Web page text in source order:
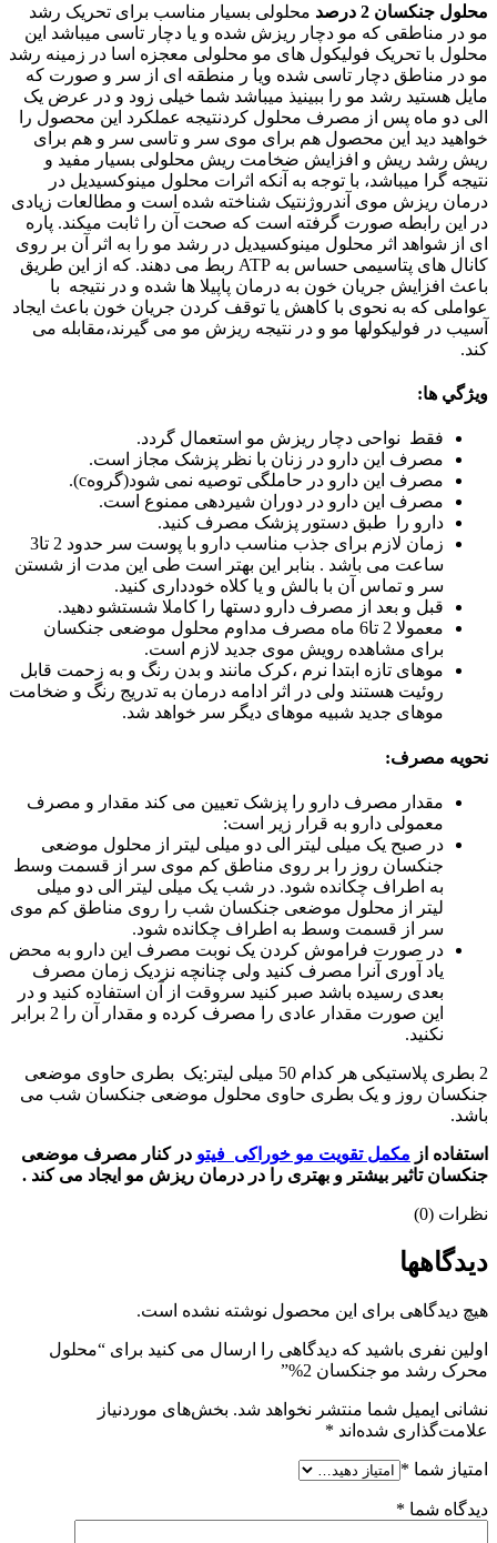
محلول جنکسان 2 درصد
محلولی بسیار مناسب برای تحریک رشد
مو در مناطقی که مو دچار ریزش شده و یا دچار تاسی میباشد این
محلول با تحریک فولیکول های مو محلولی معجزه اسا در زمینه رشد
مو در مناطق دچار تاسی شده ویا ر منطقه ای از سر و صورت که
مایل هستید رشد مو را ببینیذ میباشد شما خیلی زود و در عرض یک
الی دو ماه پس از مصرف محلول کردنتیجه عملکرد این محصول را
خواهید دید این محصول هم برای موی سر و تاسی سر و هم برای
ریش رشد ریش و افزایش ضخامت ریش محلولی بسیار مفید و
نتیجه گرا میباشد، با توجه به آنکه اثرات محلول مینوکسیدیل در
درمان ریزش موی آندروژنتیک شناخته شده است و مطالعات زیادی
در این رابطه صورت گرفته است که صحت آن را ثابت میکند. پاره
ای از شواهد اثر محلول مینوکسیدیل در رشد مو را به اثر آن بر روی
کانال های پتاسیمی حساس به ATP ربط می دهند. که از این طریق
باعث افزایش جریان خون به درمان پاپیلا ها شده و در نتیجه با
عواملی که به نحوی با کاهش یا توقف کردن جریان خون باعث ایجاد
آسیب در فولیکولها مو و در نتیجه ریزش مو می گیرند،مقابله می
کند.
ويژگي ها:
فقط نواحی دچار ریزش مو استعمال گردد.
مصرف این دارو در زنان با نظر پزشک مجاز است.
مصرف این دارو در حاملگی توصیه نمی شود(گروهc).
مصرف این دارو در دوران شیردهی ممنوع است.
دارو را طبق دستور پزشک مصرف کنید.
زمان لازم برای جذب مناسب دارو با پوست سر حدود 2 تا3
ساعت می باشد . بنابر این بهتر است طی این مدت از شستن
سر و تماس آن با بالش و یا کلاه خودداری کنید.
قبل و بعد از مصرف دارو دستها را کاملا شستشو دهید.
معمولا 2 تا6 ماه مصرف مداوم محلول موضعی جنکسان
برای مشاهده رویش موی جدید لازم است.
موهای تازه ابتدا نرم ،کرک مانند و بدن رنگ و به زحمت قابل
روئیت هستند ولی در اثر ادامه درمان به تدریج رنگ و ضخامت
موهای جدید شبیه موهای دیگر سر خواهد شد.
نحويه مصرف:
مقدار مصرف دارو را پزشک تعیین می کند مقدار و مصرف
معمولی دارو به قرار زیر است:
در صبح یک میلی لیتر الی دو میلی لیتر از محلول موضعی
جنکسان روز را بر روی مناطق کم موی سر از قسمت وسط
به اطراف چکانده شود. در شب یک میلی لیتر الی دو میلی
لیتر از محلول موضعی جنکسان شب را روی مناطق کم موی
سر از قسمت وسط به اطراف چکانده شود.
در صورت فراموش کردن یک نوبت مصرف این دارو به محض
یاد آوری آنرا مصرف کنید ولی چنانچه نزدیک زمان مصرف
بعدی رسیده باشد صبر کنید سروقت از آن استفاده کنید و در
این صورت مقدار عادی را مصرف کرده و مقدار آن را 2 برابر
نکنید.
2 بطری پلاستیکی هر کدام 50 میلی لیتر:یک بطری حاوی موضعی
جنکسان روز و یک بطری حاوی محلول موضعی جنکسان شب می
باشد.
استفاده از مکمل تقویت مو خوراکی فیتو در کنار مصرف موضعی
جنکسان تاثیر بیشتر و بهتری را در درمان ریزش مو ایجاد می کند .
نظرات (0)
دیدگاهها
هیچ دیدگاهی برای این محصول نوشته نشده است.
اولین نفری باشید که دیدگاهی را ارسال می کنید برای “محلول
محرک رشد مو جنکسان 2%”
نشانی ایمیل شما منتشر نخواهد شد. بخش‌های موردنیاز
علامت‌گذاری شده‌اند *
امتیاز شما *
دیدگاه شما *